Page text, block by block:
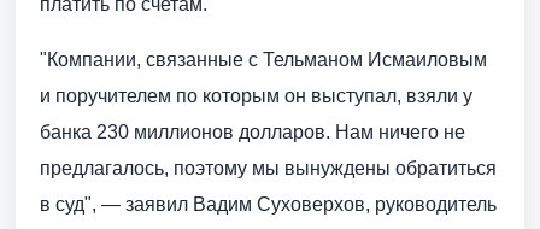
платить по счетам.
"Компании, связанные с Тельманом Исмаиловым
и поручителем по которым он выступал, взяли у
банка 230 миллионов долларов. Нам ничего не
предлагалось, поэтому мы вынуждены обратиться
в суд", — заявил Вадим Суховерхов, руководитель